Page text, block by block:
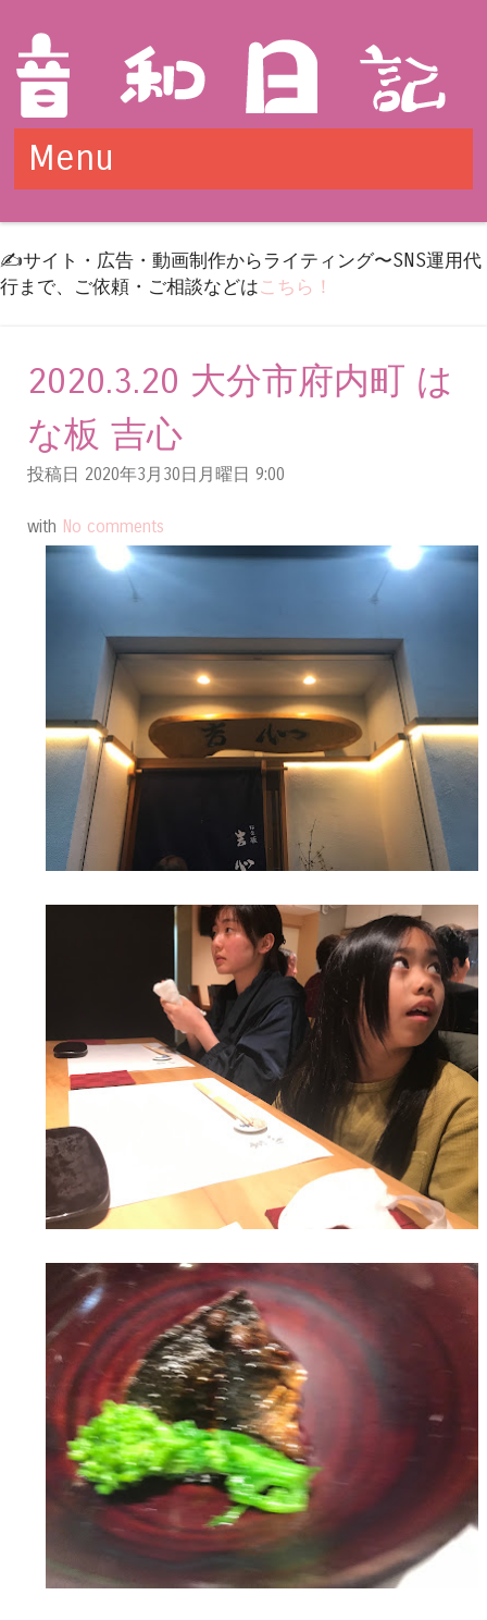
Menu
✍️サイト・広告・動画制作からライティング〜SNS運用代
行まで、ご依頼・ご相談などはこちら！
2020.3.20 大分市府内町 は
な板 吉心
投稿日 2020年3月30日月曜日 9:00
with No comments